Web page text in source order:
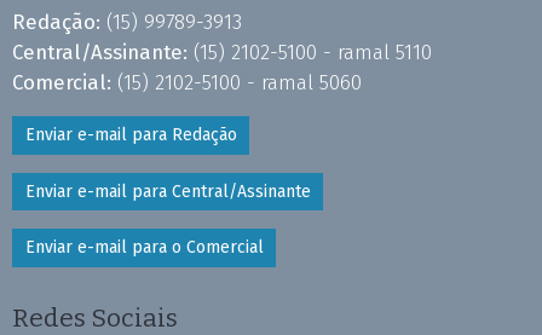
Redação: (15) 99789-3913
Central/Assinante: (15) 2102-5100 - ramal 5110
Comercial: (15) 2102-5100 - ramal 5060
Enviar e-mail para Redação
Enviar e-mail para Central/Assinante
Enviar e-mail para o Comercial
Redes Sociais